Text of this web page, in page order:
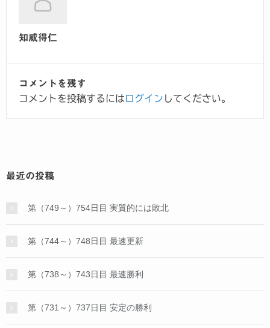
知威得仁
コメントを残す
コメントを投稿するにはログイン してください。
最近の投稿
第（749～）754日目 実質的には敗北
第（744～）748日目 最速更新
第（738～）743日目 最速勝利
第（731～）737日目 安定の勝利